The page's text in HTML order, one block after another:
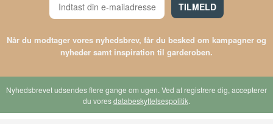
TILMELD
Når du modtager vores nyhedsbrev, får du besked om kampagner og
nyheder samt inspiration til garderoben.
Nyhedsbrevet udsendes flere gange om ugen. Ved at registrere dig, accepterer
du voresdatabeskyttelsespolitik.